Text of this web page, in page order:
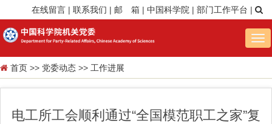
在线留言 | 联系我们 | 邮 箱 | 中国科学院 | 部门工作平台 |
首页 >> 党委动态 >> 工作进展
电工所工会顺利通过“全国模范职工之家”复